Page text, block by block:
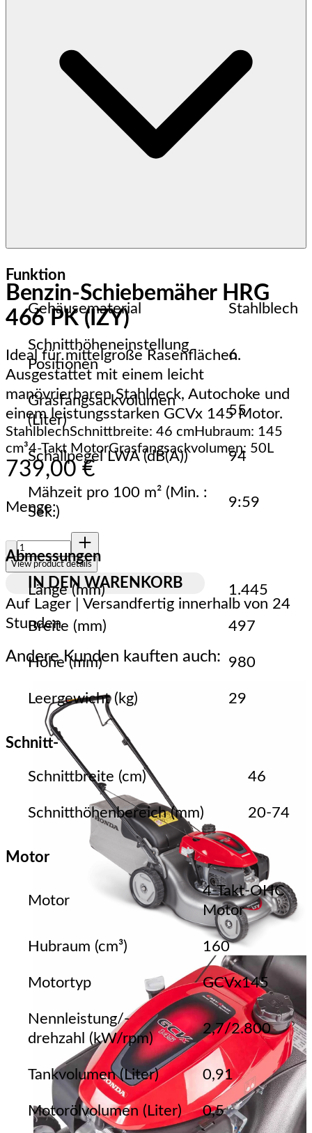
Funktion
Gehäusematerial Stahlblech
Schnitthöheneinstellung
Positionen
6
Grasfangsackvolumen
(Liter)
55
Schallpegel LWA (dB(A)) 94
Mähzeit pro 100 m² (Min. :
Sek.)
9:59
Abmessungen
Länge (mm) 1.445
Breite (mm) 497
Höhe (mm) 980
Leergewicht (kg) 29
Schnitt-
Schnittbreite (cm) 46
Schnitthöhenbereich (mm) 20-74
Motor
Motor
4-Takt-OHC
Motor
Hubraum (cm³) 160
Motortyp GCVx145
Nennleistung/-
drehzahl (kW/rpm)
2,7/2.800
Tankvolumen (Liter) 0,91
Motorölvolumen (Liter) 0,5
Benzin-Schiebemäher HRG
466 PK (IZY)
Ideal für mittelgroße Rasenflächen.
Ausgestattet mit einem leicht
manövrierbaren Stahldeck, Autochoke und
einem leistungsstarken GCVx 145 Motor.
StahlblechSchnittbreite: 46 cmHubraum: 145
cm³4-Takt MotorGrasfangsackvolumen: 50L
Aktueller Preis: 739,00 €.
739,00 €
Menge:
View product details
IN DEN WARENKORB
Auf Lager | Versandfertig innerhalb von 24
Stunden
Andere Kunden kauften auch: